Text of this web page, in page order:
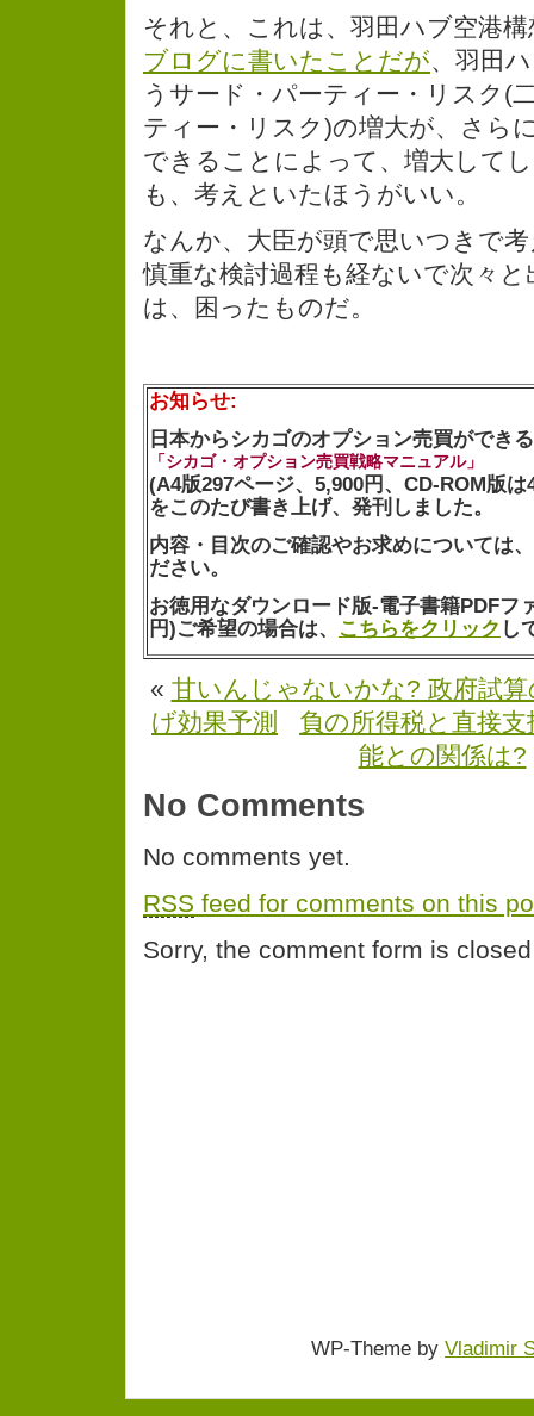
それと、これは、羽田ハブ空港
ブログに書いたことだが、羽田
うサード・パーティー・リスク(
ティー・リスク)の増大が、さら
できることによって、増大して
も、考えといたほうがいい。
なんか、大臣が頭で思いつきで
慎重な検討過程も経ないで次々
は、困ったものだ。
お知らせ:
日本からシカゴのオプション売買ができ
「シカゴ・オプション売買戦略マニュアル」
(A4版297ページ、5,900円、CD-ROM版は
をこのたび書き上げ、発刊しました。
内容・目次のご確認やお求めについては、
ださい。
お徳用なダウンロード版-電子書籍PDFフ
円)ご希望の場合は、
こちらをクリック し
« 甘いんじゃないかな? 政府試
げ効果予測
負の所得税と直接
能との関係は?
No Comments
No comments yet.
RSS feed for comments on this
Sorry, the comment form is
WP-Theme by Vladimir